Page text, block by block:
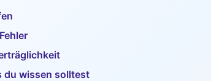
du wissen solltest